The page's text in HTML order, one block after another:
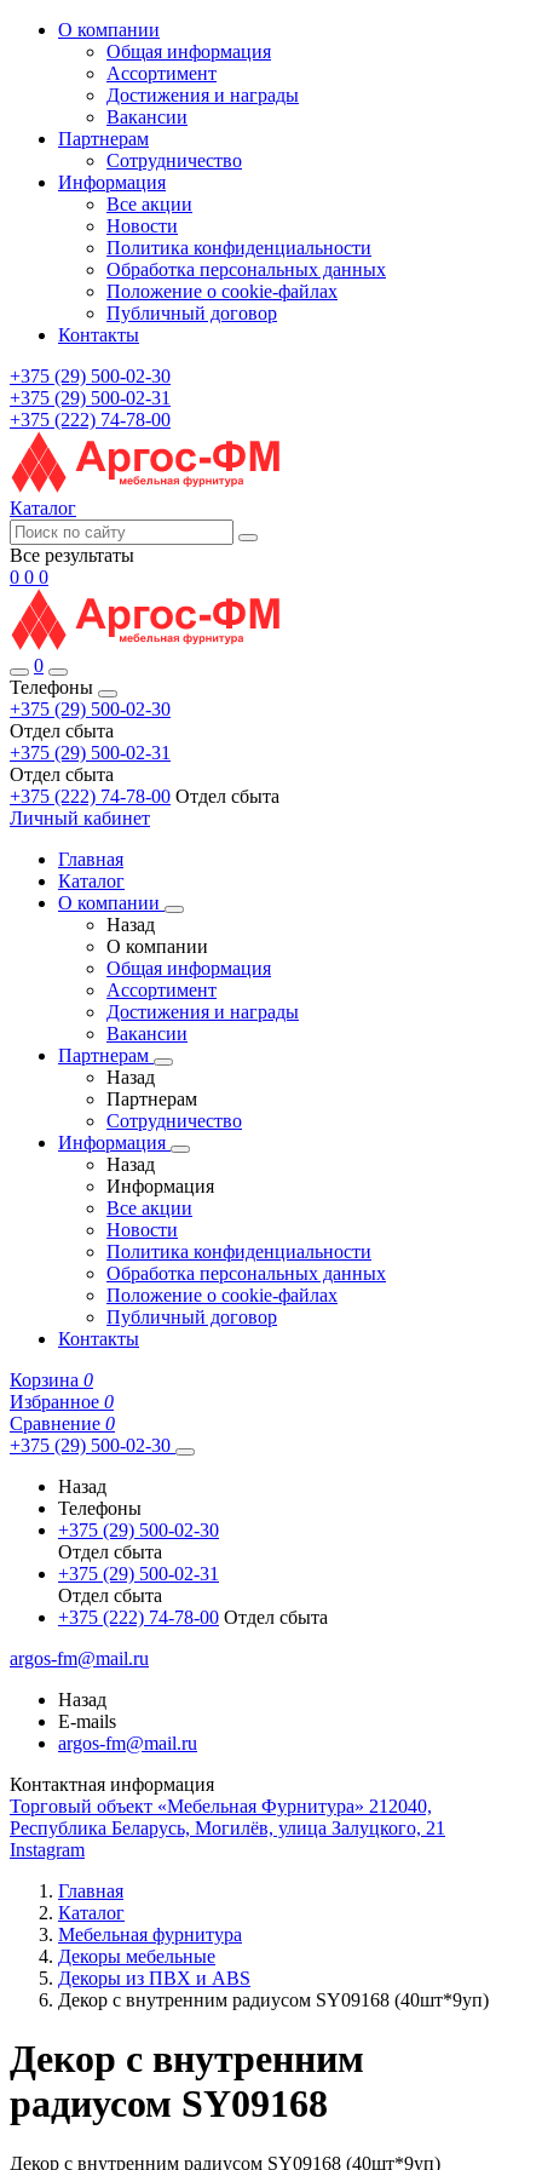
О компании
Общая информация
Ассортимент
Достижения и награды
Вакансии
Партнерам
Сотрудничество
Информация
Все акции
Новости
Политика конфиденциальности
Обработка персональных данных
Положение о cookie-файлах
Публичный договор
Контакты
+375 (29) 500-02-30
+375 (29) 500-02-31
+375 (222) 74-78-00
Каталог
Все результаты
0 0 0
0
Телефоны
+375 (29) 500-02-30
Отдел сбыта
+375 (29) 500-02-31
Отдел сбыта
+375 (222) 74-78-00 Отдел сбыта
Личный кабинет
Главная
Каталог
О компании
Назад
О компании
Общая информация
Ассортимент
Достижения и награды
Вакансии
Партнерам
Назад
Партнерам
Сотрудничество
Информация
Назад
Информация
Все акции
Новости
Политика конфиденциальности
Обработка персональных данных
Положение о cookie-файлах
Публичный договор
Контакты
Корзина 0
Избранное 0
Сравнение 0
+375 (29) 500-02-30
Назад
Телефоны
+375 (29) 500-02-30
Отдел сбыта
+375 (29) 500-02-31
Отдел сбыта
+375 (222) 74-78-00 Отдел сбыта
argos-fm@mail.ru
Назад
E-mails
argos-fm@mail.ru
Контактная информация
Торговый объект «Мебельная Фурнитура» 212040,
Республика Беларусь, Могилёв, улица Залуцкого, 21
Instagram
Главная
Каталог
Мебельная фурнитура
Декоры мебельные
Декоры из ПВХ и ABS
Декор с внутренним радиусом SY09168 (40шт*9уп)
Декор с внутренним
радиусом SY09168
Декор с внутренним радиусом SY09168 (40шт*9уп)